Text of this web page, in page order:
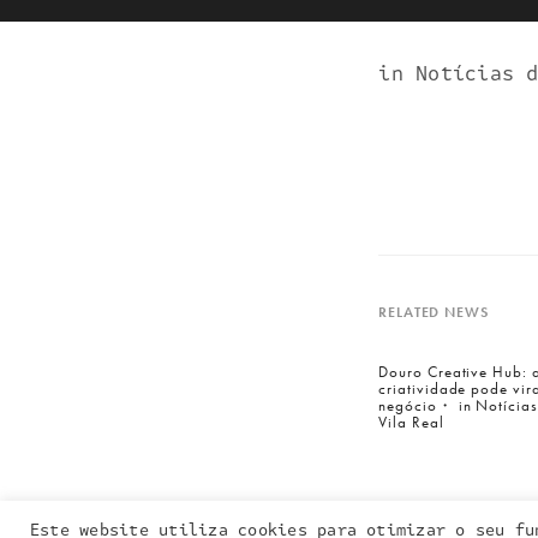
in Notícias
RELATED NEWS
Douro Creative Hub: a
criatividade pode
negócio・ in
Vila Real
Este website utiliza cookies para otimizar o seu